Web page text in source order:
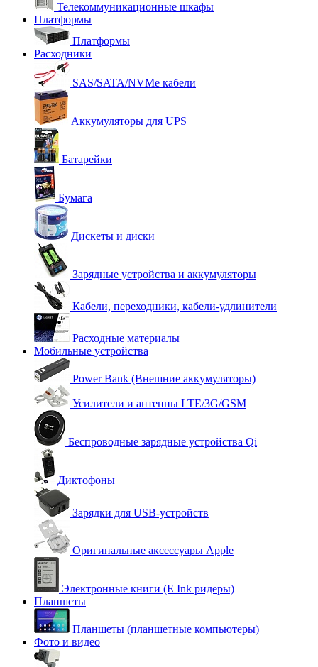
Телекоммуникационные шкафы
Платформы
Платформы
Расходники
SAS/SATA/NVMe кабели
Аккумуляторы для UPS
Батарейки
Бумага
Дискеты и диски
Зарядные устройства и аккумуляторы
Кабели, переходники, кабели-удлинители
Расходные материалы
Мобильные устройства
Power Bank (Внешние аккумуляторы)
Усилители и антенны LTE/3G/GSM
Беспроводные зарядные устройства Qi
Диктофоны
Зарядки для USB-устройств
Оригинальные аксессуары Apple
Электронные книги (E Ink ридеры)
Планшеты
Планшеты (планшетные компьютеры)
Фото и видео